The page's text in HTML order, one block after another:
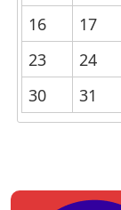
16
17
23
24
30
31